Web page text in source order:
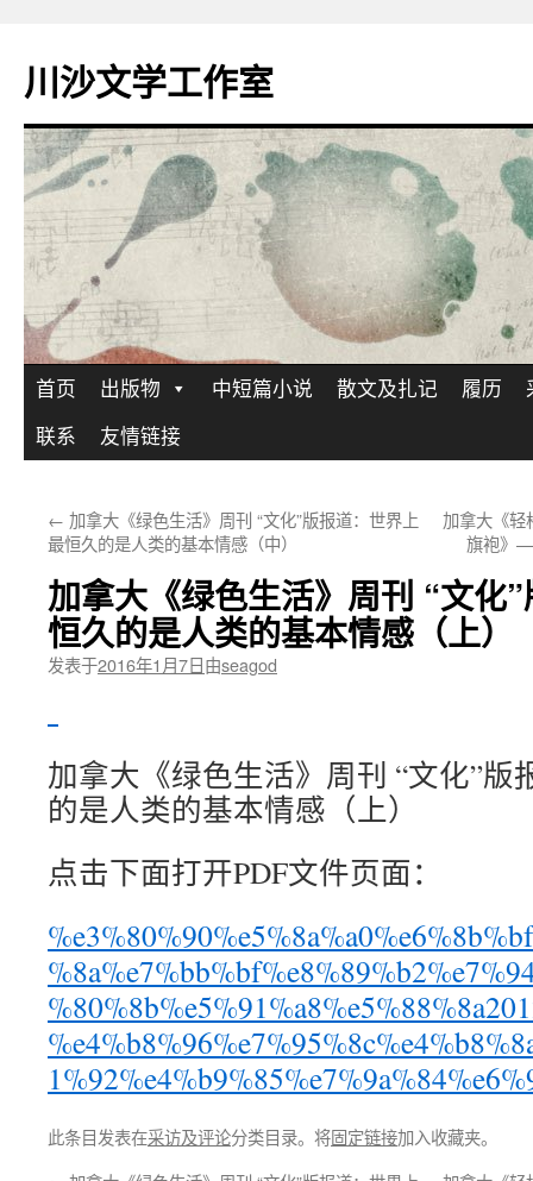
川沙文学工作室
跳
至
文
首页 出版物 中短篇小说 散文及扎记 履历
联系
友情链接
← 加拿大《绿色生活》周刊 “文化”版报道：世界上
最恒久的是人类的基本情感（中）
加拿大《轻
旗袍》
加拿大《绿色生活》周刊 “文化
恒久的是人类的基本情感（上）
发表于2016年1月7日由seagod
加拿大《绿色生活》周刊 “文化”版
的是人类的基本情感（上）
点击下面打开PDF文件页面：
此条目发表在采访及评论分类目录。将固定链接加入收藏夹。